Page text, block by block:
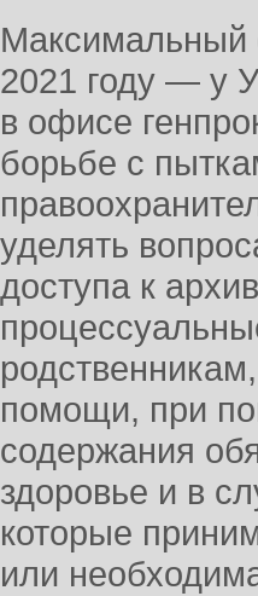
Максимальный
2021 году — у
в офисе
борьбе с
уделять
доступа к
помощи, при
содержания
здоровье и в
которые
или